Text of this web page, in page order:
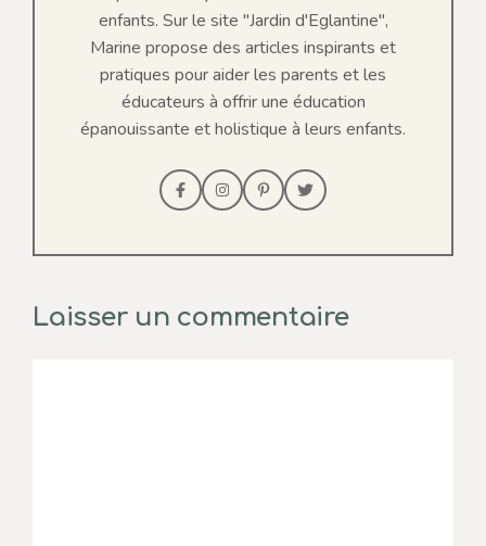
enfants. Sur le site "Jardin d'Eglantine",
Marine propose des articles inspirants et
pratiques pour aider les parents et les
éducateurs à offrir une éducation
épanouissante et holistique à leurs enfants.
Laisser un commentaire